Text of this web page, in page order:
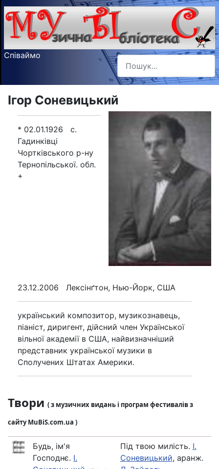
Співаймо Пошук
Type 2 or more characters
Ігор Соневицький
* 02.01.1926 с.
Гадинківці
Чортківського р-ну
Тернопільської. обл.
+
23.12.2006 Лексінґтон, Нью-Йорк, США
український композитор, музикознавець,
піаніст, диригент, дійсний член Української
вільної академії в США, найвизначніший
представник української музики в
Сполучених Штатах Америки.
Твори ( з музичних видань і програм фестивалів з
сайту MuBiS.com.ua )
Будь, ім'я
Господнє. І.
Під твою милість. І.
Соневицький, аранж.